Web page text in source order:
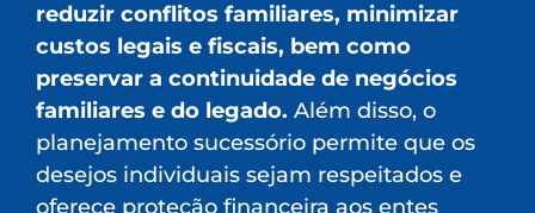
reduzir conflitos familiares, minimizar
custos legais e fiscais, bem como
preservar a continuidade de negócios
familiares e do legado. Além disso, o
planejamento sucessório permite que os
desejos individuais sejam respeitados e
oferece proteção financeira aos entes